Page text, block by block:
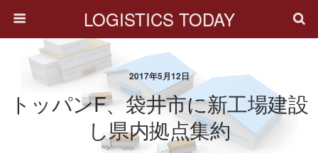
LOGISTICS TODAY
2017年5月12日
トッパンF、袋井市に新工場建設
し県内拠点集約